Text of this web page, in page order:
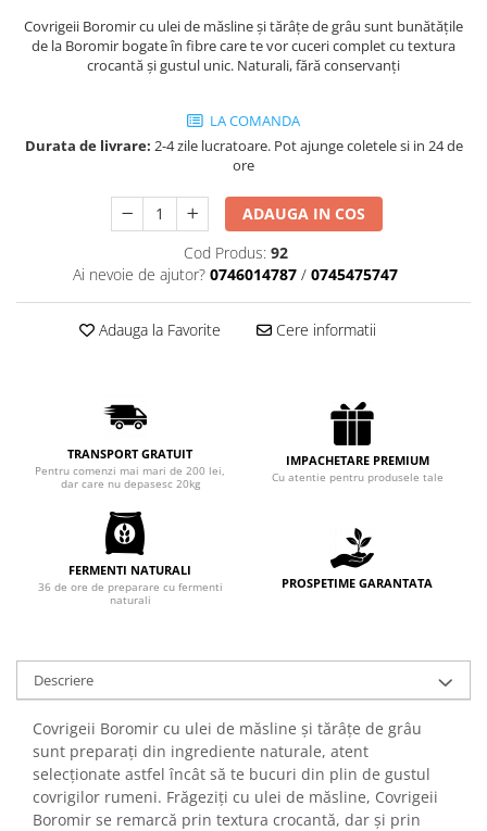
Fursecuri
Creme tartinabile
Prajituri artizanale
Prajituri
Prajituri nuci
Prajituri Red Collection
Prajituri cu fructe
Prajituri cafea
Prajituri de Craciun
Torturi ambalate
Chec mini
Biscuiti
Turta dulce
Turta dulce cu nuci
Turta dulce de Sibiu
Turta dulce cu miere
Croissant
Covrigeii Boromir cu ulei de măsline și tărâțe de grâu sunt bunătățile
de la Boromir bogate în fibre care te vor cuceri complet cu textura
crocantă și gustul unic. Naturali, fără conservanți
LA COMANDA
Durata de livrare: 2-4 zile lucratoare. Pot ajunge coletele si in 24 de
ore
ADAUGA IN COS
Cod Produs: 92
Ai nevoie de ajutor? 0746014787 / 0745475747
Adauga la Favorite Cere informatii
TRANSPORT GRATUIT
Pentru comenzi mai mari de 200 lei,
dar care nu depasesc 20kg
IMPACHETARE PREMIUM
Cu atentie pentru produsele tale
FERMENTI NATURALI
36 de ore de preparare cu fermenti
naturali
PROSPETIME GARANTATA
Descriere
Covrigeii Boromir cu ulei de măsline și tărâțe de grâu
sunt preparați din ingrediente naturale, atent
selecționate astfel încât să te bucuri din plin de gustul
covrigilor rumeni. Frăgeziți cu ulei de măsline, Covrigeii
Boromir se remarcă prin textura crocantă, dar și prin